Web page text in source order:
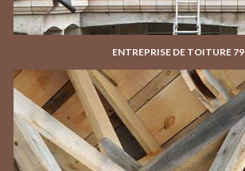
ENTREPRISE DE TOITURE 79